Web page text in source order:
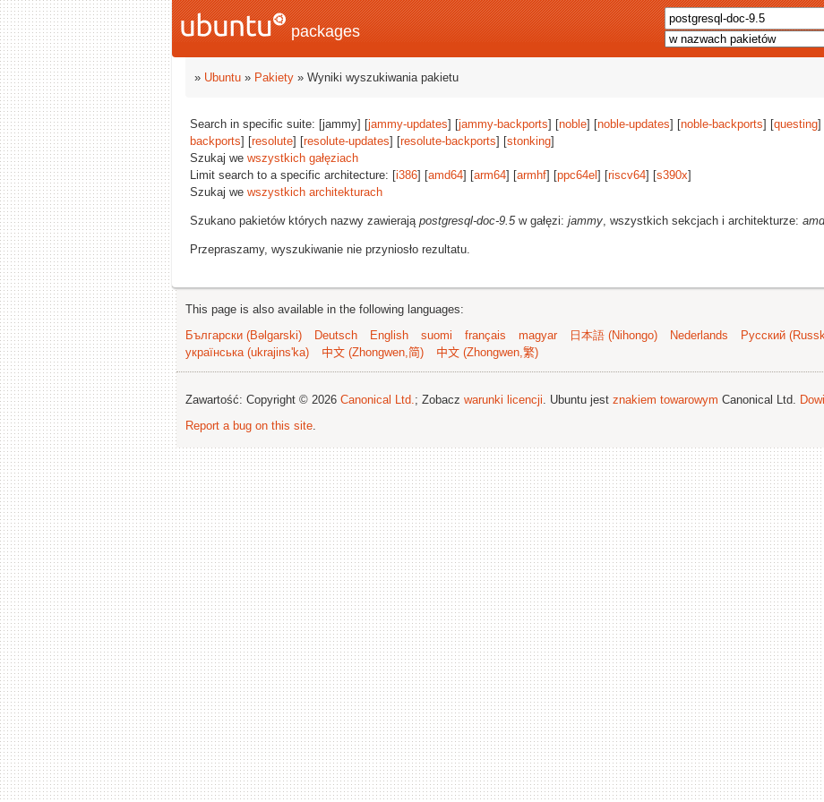
packages
» Ubuntu » Pakiety » Wyniki wyszukiwania pakietu
Search in specific suite: [jammy] [jammy-updates] [jammy-backports] [noble] [noble-updates] [noble-backports] [questing]
backports] [resolute] [resolute-updates] [resolute-backports] [stonking]
Szukaj we wszystkich gałęziach
Limit search to a specific architecture: [i386] [amd64] [arm64] [armhf] [ppc64el ] [riscv64] [s390x]
Szukaj we wszystkich architekturach
Szukano pakietów których nazwy zawierają postgresql-doc-9.5w gałęzi: jammy, wszystkich sekcjach i architekturze:
Przepraszamy, wyszukiwanie nie przyniosło rezultatu.
This page is also available in the following languages:
Български (Bəlgarski)
Deutsch English suomi français magyar 日本語 (Nihongo) Nederlands Русский
українська (ukrajins'ka)
中文 (Zhongwen,简) 中文 (Zhongwen,繁)
Zawartość: Copyright © 2026 Canonical Ltd.; Zobacz warunki licencji. Ubuntu jest znakiem towarowym Canonical Ltd.
Report a bug on this site.